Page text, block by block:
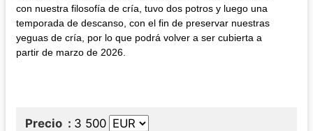
con nuestra filosofía de cría, tuvo dos potros y luego una
temporada de descanso, con el fin de preservar nuestras
yeguas de cría, por lo que podrá volver a ser cubierta a
partir de marzo de 2026.
Precio 3 500